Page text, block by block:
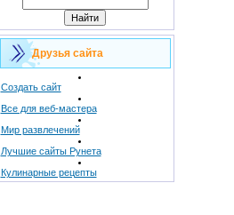
Друзья сайта
Создать сайт
Все для веб-мастера
Мир развлечений
Лучшие сайты Рунета
Кулинарные рецепты